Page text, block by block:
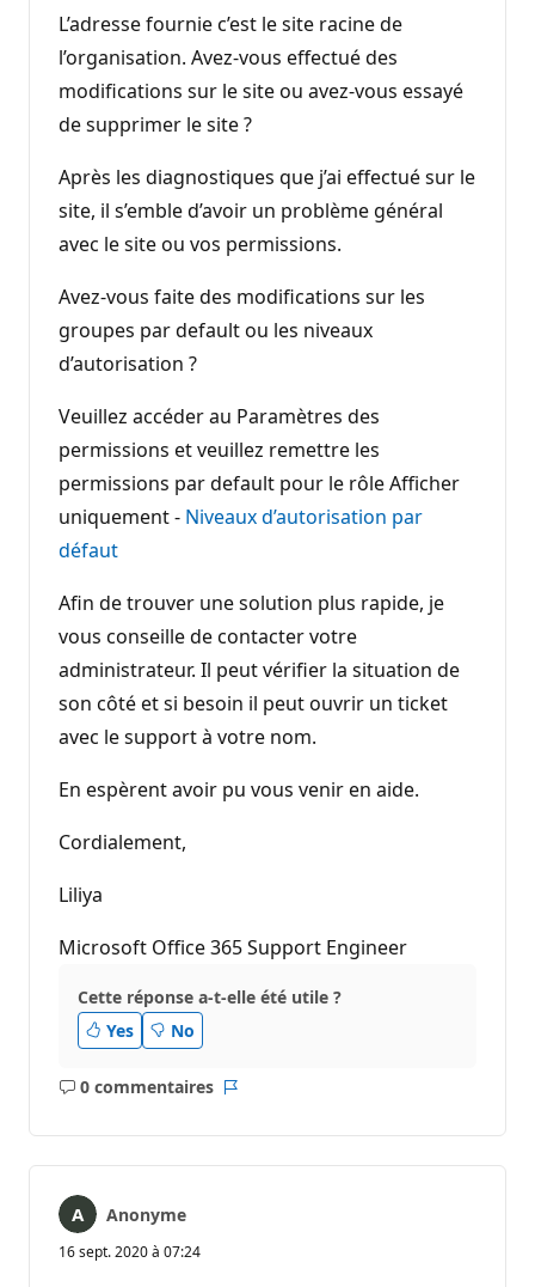
L’adresse fournie c’est le site racine de
l’organisation. Avez-vous effectué des
modifications sur le site ou avez-vous essayé
de supprimer le site ?
Après les diagnostiques que j’ai effectué sur le
site, il s’emble d’avoir un problème général
avec le site ou vos permissions.
Avez-vous faite des modifications sur les
groupes par default ou les niveaux
d’autorisation ?
Veuillez accéder au Paramètres des
permissions et veuillez remettre les
permissions par default pour le rôle Afficher
uniquement - Niveaux d’autorisation par
défaut
Afin de trouver une solution plus rapide, je
vous conseille de contacter votre
administrateur. Il peut vérifier la situation de
son côté et si besoin il peut ouvrir un ticket
avec le support à votre nom.
En espèrent avoir pu vous venir en aide.
Cordialement,
Liliya
Microsoft Office 365 Support Engineer
Cette réponse a-t-elle été utile ?
Yes
No
0 commentaires
Aucun
Anonyme
16 sept. 2020 à 07:24